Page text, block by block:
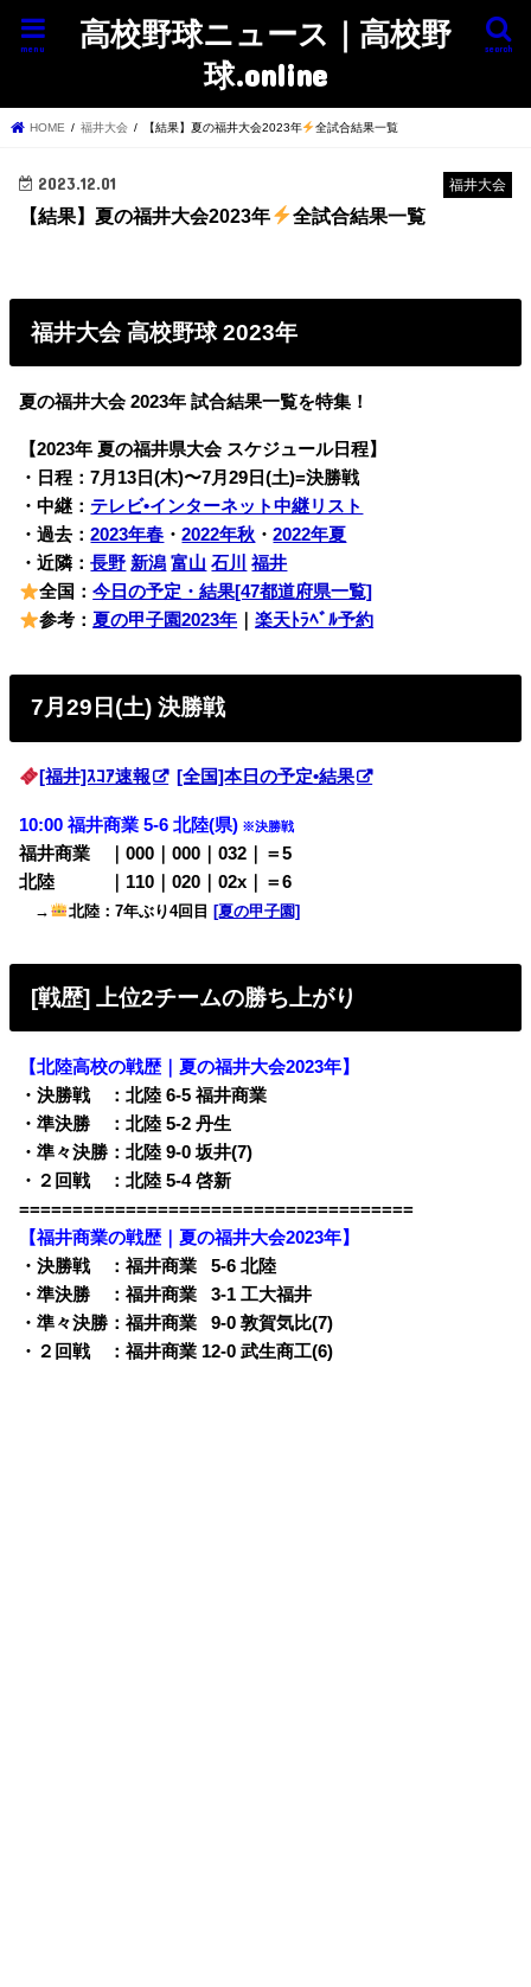
高校野球ニュース｜高校野
球.online
search
menu
HOME 福井大会 【結果】夏の福井大会2023年 全試合結果一覧
福井大会
2023.12.01
【結果】夏の福井大会2023年 全試合結果一覧
福井大会 高校野球 2023年
夏の福井大会 2023年 試合結果一覧を特集！
【2023年 夏の福井県大会 スケジュール日程】
・日程：7月13日(木)〜7月29日(土)=決勝戦
・中継： テレビ•インターネット中継リスト
・過去：2023年春 ・2022年秋 ・2022年夏
・近隣：長野 新潟 富山 石川
福井
全国：今日の予定・結果[47都道府県一覧]
参考：夏の甲子園2023年 ｜楽天ﾄﾗﾍﾞﾙ予約
7月29日(土) 決勝戦
[福井]ｽｺｱ速報 [全国]本日の予定•結果
10:00 福井商業 5-6 北陸(県) ※決勝戦
福井商業 ｜000｜000｜032｜＝5
北陸 ｜110｜020｜02x｜＝6
→ 北陸：7年ぶり4回目 [夏の甲子園]
[戦歴] 上位2チームの勝ち上がり
【北陸高校の戦歴｜夏の福井大会2023年】
・決勝戦 ：北陸 6-5 福井商業
・準決勝 ：北陸 5-2 丹生
・準々決勝：北陸 9-0 坂井(7)
・２回戦 ：北陸 5-4 啓新
=====================================
【福井商業の戦歴｜夏の福井大会2023年】
・決勝戦 ：福井商業
05-6 北陸
・準決勝 ：福井商業
03-1 工大福井
・準々決勝：福井商業
09-0 敦賀気比(7)
・２回戦 ：福井商業 12-0 武生商工(6)